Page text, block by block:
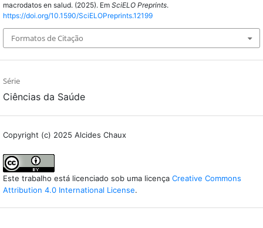
macrodatos en salud. (2025). Em SciELO Preprints.
https://doi.org/10.1590/SciELOPreprints.12199
Formatos de Citação
Série
Ciências da Saúde
Copyright (c) 2025 Alcides Chaux
Este trabalho está licenciado sob uma licença Creative Commons
Attribution 4.0 International License.